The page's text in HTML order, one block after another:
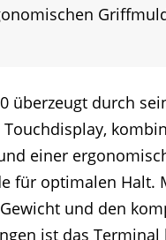
überzeugt durch
Touchdisplay,
einer
für optimalen Halt.
und den
ist das Terminal